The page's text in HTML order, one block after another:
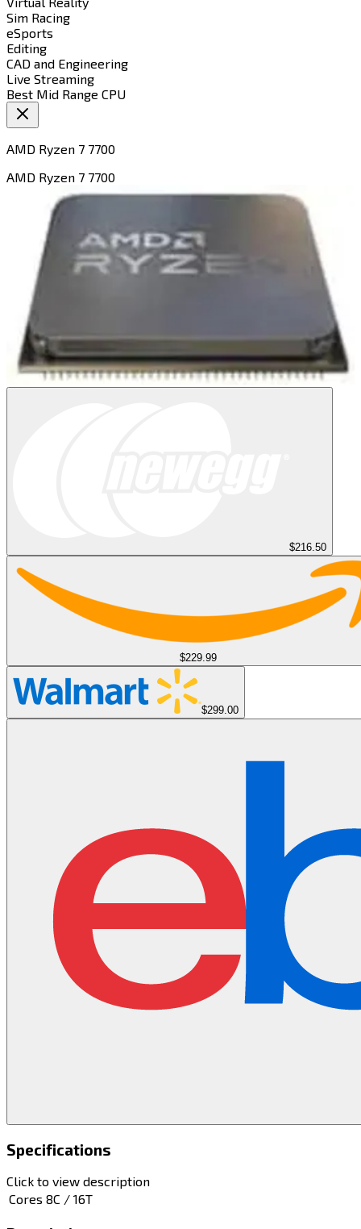
Sim Racing​​​​‌ ‍ ​‍​‍‌‍ ‌ ​‍‌‍‍‌‌‍‌ ‌‍‍‌‌‍ ‍​‍​‍​ ‍‍​‍​‍‌ ​ ‌‍​‌‌‍ ‍‌‍‍‌‌ ‌​‌ ‍‌​‍ ‍‌‍‍‌‌‍ ​‍​‍​‍ ​​‍​‍‌‍‍​‌ ​‍‌‍‌‌‌‍‌‍​‍​‍​ ‍‍​‍​‍​‍ ‌‍​‌‌‍‌​‌‍ ‌‌‍‍‌‌‍ ‍​‍ ‌‍‍‌‌‍ ‍‌ ‌​‌‍‌‌‌‍ ‍‌ ‌​​‍ ‌‍‌‌‌‍‌​‌‍‍‌‌ ‌​​‍ ‌‍ ‌‌‍ ‌‍‌​‌‍‌‌​ ‌‌ ​​‌ ​‍‌‍‌‌‌ ​ ‌‍‌‌‌‍ ‍‌ ‌​‌‍​‌‌ ‌​‌‍‍‌‌‍ ‌‍ ‍​ ‍ ‌‍‍‌‌‍‌​​ ‌​ ‌​​ ‌‍‌‍‌‌​ ‌​​ ​‍​ ‌ ​ ‌ ​ ‍‌​‍ ‌‌‍‌​‌‍‌‌​ ‍‌​ ‍​​‍ ‌​ ‌​‌‍‌​‌‍‌‍​ ‌‍​‍ ‌​ ‍‌‌‍​ ​ ‌​​ ​​​‍ ‌​ ‌‌‌‍‌​​ ​​​ ‌​​ ​‌​ ​‍‌‍​‌‌‍‌‍‌‍‌​​ ‌ ‌‍‌​‌‍‌‍​ ‍ ‌ ‌​‌ ‍‌‌ ​​‌‍‌‌​ ‌‌ ‌​‌‍​‌‌‍‌ ​ ‍ ‌ ​​‌‍​‌‌ ‌​‌‍‍​​ ‌‌‍ ‍‌‍​‌‌‍ ‌‌‍‌‌​ ‌‍​‍‌‍​‌‌ ​ ‌‍‌‌‌‌‌‌‌ ​‍‌‍ ​​ ‌​‍‌‌​ ​‍‌​‌‍‌‍​‌‌‍‌​‌‍ ‌‌‍‍‌‌‍ ‍​‍‌‍‌‍‍‌‌‍‌​​ ‌​ ‌​​ ‌‍‌‍‌‌​ ‌​​ ​‍​ ‌ ​ ‌ ​ ‍‌​‍ ‌‌‍‌​‌‍‌‌​ ‍‌​ ‍​​‍ ‌​ ‌​‌‍‌​‌‍‌‍​ ‌‍​‍ ‌​ ‍‌‌‍​ ​ ‌​​ ​​​‍ ‌​ ‌‌‌‍‌​​ ​​​ ‌​​ ​‌​ ​‍‌‍​‌‌‍‌‍‌‍‌​​ ‌ ‌‍‌​‌‍‌‍​‍‌‍‌ ‌​‌ ‍‌‌ ​​‌‍‌‌​ ‌‌ ‌​‌‍​‌‌‍‌ ​‍‌‍‌ ​​‌‍​‌‌ ‌​‌‍‍​​ ‌‌‍ ‍‌‍​‌‌‍ ‌‌‍‌‌​‍‌‍‌ ​​‌‍‌‌‌ ​‍‌ ​ ‌ ​​‌‍‌‌‌‍​ ‌ ‌​‌‍‍‌‌ ‌‍‌‍‌‌​ ‌‌ ​​‌ ‌‌‌‍​‍‌‍ ​‌‍‍‌‌ ​ ‌‍‍​‌‍‌‌‌‍‌​​‍​‍‌ ‌
eSports​​​​‌ ‍ ​‍​‍‌‍ ‌ ​‍‌‍‍‌‌‍‌ ‌‍‍‌‌‍ ‍​‍​‍​ ‍‍​‍​‍‌ ​ ‌‍​‌‌‍ ‍‌‍‍‌‌ ‌​‌ ‍‌​‍ ‍‌‍‍‌‌‍ ​‍​‍​‍ ​​‍​‍‌‍‍​‌ ​‍‌‍‌‌‌‍‌‍​‍​‍​ ‍‍​‍​‍​‍ ‌‍​‌‌‍‌​‌‍ ‌‌‍‍‌‌‍ ‍​‍ ‌‍‍‌‌‍ ‍‌ ‌​‌‍‌‌‌‍ ‍‌ ‌​​‍ ‌‍‌‌‌‍‌​‌‍‍‌‌ ‌​​‍ ‌‍ ‌‌‍ ‌‍‌​‌‍‌‌​ ‌‌ ​​‌ ​‍‌‍‌‌‌ ​ ‌‍‌‌‌‍ ‍‌ ‌​‌‍​‌‌ ‌​‌‍‍‌‌‍ ‌‍ ‍​ ‍ ‌‍‍‌‌‍‌​​ ‌​ ​‌​ ‌‍‌‍​ ​ ‍​‌‍‌‌‌‍‌​‌‍​ ‌‍​‌​‍ ‌‌‍‌‍​ ‌‍​ ‌‌​ ​‍​‍ ‌​ ‌​‌‍​‍‌‍​ ​ ​​​‍ ‌​ ‍​​ ‍‌​ ‍‌​ ​‌​‍ ‌‌‍​‍​ ​​‌‍‌‍​ ‍‌‌‍​‍​ ‌​​ ​​​ ​ ‌‍​ ​ ​‌‌‍‌‍​ ​‍​ ‍ ‌ ‌​‌ ‍‌‌ ​​‌‍‌‌​ ‌‌ ‌​‌‍​‌‌‍‌ ​ ‍ ‌ ​​‌‍​‌‌ ‌​‌‍‍​​ ‌‌‍ ‍‌‍​‌‌‍ ‌‌‍‌‌​ ‌‍​‍‌‍​‌‌ ​ ‌‍‌‌‌‌‌‌‌ ​‍‌‍ ​​ ‌​‍‌‌​ ​‍‌​‌‍‌‍​‌‌‍‌​‌‍ ‌‌‍‍‌‌‍ ‍​‍‌‍‌‍‍‌‌‍‌​​ ‌​ ​‌​ ‌‍‌‍​ ​ ‍​‌‍‌‌‌‍‌​‌‍​ ‌‍​‌​‍ ‌‌‍‌‍​ ‌‍​ ‌‌​ ​‍​‍ ‌​ ‌​‌‍​‍‌‍​ ​ ​​​‍ ‌​ ‍​​ ‍‌​ ‍‌​ ​‌​‍ ‌‌‍​‍​ ​​‌‍‌‍​ ‍‌‌‍​‍​ ‌​​ ​​​ ​ ‌‍​ ​ ​‌‌‍‌‍​ ​‍​‍‌‍‌ ‌​‌ ‍‌‌ ​​‌‍‌‌​ ‌‌ ‌​‌‍​‌‌‍‌ ​‍‌‍‌ ​​‌‍​‌‌ ‌​‌‍‍​​ ‌‌‍ ‍‌‍​‌‌‍ ‌‌‍‌‌​‍‌‍‌ ​​‌‍‌‌‌ ​‍‌ ​ ‌ ​​‌‍‌‌‌‍​ ‌ ‌​‌‍‍‌‌ ‌‍‌‍‌‌​ ‌‌ ​​‌ ‌‌‌‍​‍‌‍ ​‌‍‍‌‌ ​ ‌‍‍​‌‍‌‌‌‍‌​​‍​‍‌ ‌
Editing​​​​‌ ‍ ​‍​‍‌‍ ‌ ​‍‌‍‍‌‌‍‌ ‌‍‍‌‌‍ ‍​‍​‍​ ‍‍​‍​‍‌ ​ ‌‍​‌‌‍ ‍‌‍‍‌‌ ‌​‌ ‍‌​‍ ‍‌‍‍‌‌‍ ​‍​‍​‍ ​​‍​‍‌‍‍​‌ ​‍‌‍‌‌‌‍‌‍​‍​‍​ ‍‍​‍​‍​‍ ‌‍​‌‌‍‌​‌‍ ‌‌‍‍‌‌‍ ‍​‍ ‌‍‍‌‌‍ ‍‌ ‌​‌‍‌‌‌‍ ‍‌ ‌​​‍ ‌‍‌‌‌‍‌​‌‍‍‌‌ ‌​​‍ ‌‍ ‌‌‍ ‌‍‌​‌‍‌‌​ ‌‌ ​​‌ ​‍‌‍‌‌‌ ​ ‌‍‌‌‌‍ ‍‌ ‌​‌‍​‌‌ ‌​‌‍‍‌‌‍ ‌‍ ‍​ ‍ ‌‍‍‌‌‍‌​​ ‌‌‍‌​​ ‌ ‌‍​‍‌‍‌​​ ​‌‌‍​ ​ ‌‍​ ‌​​‍ ‌​ ​‍​ ‌ ​ ‌​​ ‍‌​‍ ‌​ ‌​​ ​‍​ ​ ​ ‍‌​‍ ‌​ ‍​​ ​​​ ‌​‌‍‌‍​‍ ‌​ ‌‍‌‍‌‍‌‍​ ​ ‌‌​ ‌‌‌‍‌​​ ​‌​ ‌ ‌‍​‍‌‍​‍‌‍‌‌​ ​‌​ ‍ ‌ ‌​‌ ‍‌‌ ​​‌‍‌‌​ ‌‌ ‌​‌‍​‌‌‍‌ ​ ‍ ‌ ​​‌‍​‌‌ ‌​‌‍‍​​ ‌‌‍ ‍‌‍​‌‌‍ ‌‌‍‌‌​ ‌‍​‍‌‍​‌‌ ​ ‌‍‌‌‌‌‌‌‌ ​‍‌‍ ​​ ‌​‍‌‌​ ​‍‌​‌‍‌‍​‌‌‍‌​‌‍ ‌‌‍‍‌‌‍ ‍​‍‌‍‌‍‍‌‌‍‌​​ ‌‌‍‌​​ ‌ ‌‍​‍‌‍‌​​ ​‌‌‍​ ​ ‌‍​ ‌​​‍ ‌​ ​‍​ ‌ ​ ‌​​ ‍‌​‍ ‌​ ‌​​ ​‍​ ​ ​ ‍‌​‍ ‌​ ‍​​ ​​​ ‌​‌‍‌‍​‍ ‌​ ‌‍‌‍‌‍‌‍​ ​ ‌‌​ ‌‌‌‍‌​​ ​‌​ ‌ ‌‍​‍‌‍​‍‌‍‌‌​ ​‌​‍‌‍‌ ‌​‌ ‍‌‌ ​​‌‍‌‌​ ‌‌ ‌​‌‍​‌‌‍‌ ​‍‌‍‌ ​​‌‍​‌‌ ‌​‌‍‍​​ ‌‌‍ ‍‌‍​‌‌‍ ‌‌‍‌‌​‍‌‍‌ ​​‌‍‌‌‌ ​‍‌ ​ ‌ ​​‌‍‌‌‌‍​ ‌ ‌​‌‍‍‌‌ ‌‍‌‍‌‌​ ‌‌ ​​‌ ‌‌‌‍​‍‌‍ ​‌‍‍‌‌ ​ ‌‍‍​‌‍‌‌‌‍‌​​‍​‍‌ ‌
CAD and Engineering​​​​‌ ‍ ​‍​‍‌‍ ‌ ​‍‌‍‍‌‌‍‌ ‌‍‍‌‌‍ ‍​‍​‍​ ‍‍​‍​‍‌ ​ ‌‍​‌‌‍ ‍‌‍‍‌‌ ‌​‌ ‍‌​‍ ‍‌‍‍‌‌‍ ​‍​‍​‍ ​​‍​‍‌‍‍​‌ ​‍‌‍‌‌‌‍‌‍​‍​‍​ ‍‍​‍​‍​‍ ‌‍​‌‌‍‌​‌‍ ‌‌‍‍‌‌‍ ‍​‍ ‌‍‍‌‌‍ ‍‌ ‌​‌‍‌‌‌‍ ‍‌ ‌​​‍ ‌‍‌‌‌‍‌​‌‍‍‌‌ ‌​​‍ ‌‍ ‌‌‍ ‌‍‌​‌‍‌‌​ ‌‌ ​​‌ ​‍‌‍‌‌‌ ​ ‌‍‌‌‌‍ ‍‌ ‌​‌‍​‌‌ ‌​‌‍‍‌‌‍ ‌‍ ‍​ ‍ ‌‍‍‌‌‍‌​​ ‌‌‍​‍​ ​‍‌‍​‌‌‍​‍‌‍‌​​ ​‍​ ‍‌‌‍​‌​‍ ‌​ ​‍‌‍​‌‌‍‌​​ ‍‌​‍ ‌​ ‌​​ ‌‍‌‍​‌​ ​‍​‍ ‌​ ‍​‌‍‌​​ ​‌​ ‌‌​‍ ‌​ ​‍​ ​​​ ​‍​ ‌‌‌‍‌‌​ ​ ​ ‌‌​ ​ ​ ​‌‌‍‌​​ ​​​ ​ ​ ‍ ‌ ‌​‌ ‍‌‌ ​​‌‍‌‌​ ‌‌ ‌​‌‍​‌‌‍‌ ​ ‍ ‌ ​​‌‍​‌‌ ‌​‌‍‍​​ ‌‌‍ ‍‌‍​‌‌‍ ‌‌‍‌‌​ ‌‍​‍‌‍​‌‌ ​ ‌‍‌‌‌‌‌‌‌ ​‍‌‍ ​​ ‌​‍‌‌​ ​‍‌​‌‍‌‍​‌‌‍‌​‌‍ ‌‌‍‍‌‌‍ ‍​‍‌‍‌‍‍‌‌‍‌​​ ‌‌‍​‍​ ​‍‌‍​‌‌‍​‍‌‍‌​​ ​‍​ ‍‌‌‍​‌​‍ ‌​ ​‍‌‍​‌‌‍‌​​ ‍‌​‍ ‌​ ‌​​ ‌‍‌‍​‌​ ​‍​‍ ‌​ ‍​‌‍‌​​ ​‌​ ‌‌​‍ ‌​ ​‍​ ​​​ ​‍​ ‌‌‌‍‌‌​ ​ ​ ‌‌​ ​ ​ ​‌‌‍‌​​ ​​​ ​ ​‍‌‍‌ ‌​‌ ‍‌‌ ​​‌‍‌‌​ ‌‌ ‌​‌‍​‌‌‍‌ ​‍‌‍‌ ​​‌‍​‌‌ ‌​‌‍‍​​ ‌‌‍ ‍‌‍​‌‌‍ ‌‌‍‌‌​‍‌‍‌ ​​‌‍‌‌‌ ​‍‌ ​ ‌ ​​‌‍‌‌‌‍​ ‌ ‌​‌‍‍‌‌ ‌‍‌‍‌‌​ ‌‌ ​​‌ ‌‌‌‍​‍‌‍ ​‌‍‍‌‌ ​ ‌‍‍​‌‍‌‌‌‍‌​​‍​‍‌ ‌
Live Streaming​​​​‌ ‍ ​‍​‍‌‍ ‌ ​‍‌‍‍‌‌‍‌ ‌‍‍‌‌‍ ‍​‍​‍​ ‍‍​‍​‍‌ ​ ‌‍​‌‌‍ ‍‌‍‍‌‌ ‌​‌ ‍‌​‍ ‍‌‍‍‌‌‍ ​‍​‍​‍ ​​‍​‍‌‍‍​‌ ​‍‌‍‌‌‌‍‌‍​‍​‍​ ‍‍​‍​‍​‍ ‌‍​‌‌‍‌​‌‍ ‌‌‍‍‌‌‍ ‍​‍ ‌‍‍‌‌‍ ‍‌ ‌​‌‍‌‌‌‍ ‍‌ ‌​​‍ ‌‍‌‌‌‍‌​‌‍‍‌‌ ‌​​‍ ‌‍ ‌‌‍ ‌‍‌​‌‍‌‌​ ‌‌ ​​‌ ​‍‌‍‌‌‌ ​ ‌‍‌‌‌‍ ‍‌ ‌​‌‍​‌‌ ‌​‌‍‍‌‌‍ ‌‍ ‍​ ‍ ‌‍‍‌‌‍‌​​ ‌​ ​‌‌‍​‍​ ‌‍‌‍​‌‌‍​ ​ ​‌‌‍​‍​ ​‍​‍ ‌‌‍‌​​ ‌ ​ ‍​​ ‌‍​‍ ‌​ ‌​​ ‍​‌‍‌‌​ ‍‌​‍ ‌‌‍​‍​ ​‌‌‍‌‌‌‍‌​​‍ ‌​ ​​‌‍​‍​ ‍‌​ ‌ ‌‍​‍‌‍‌​​ ‌ ​ ‌ ​ ​‌‌‍‌​​ ​​‌‍‌​​ ‍ ‌ ‌​‌ ‍‌‌ ​​‌‍‌‌​ ‌‌ ‌​‌‍​‌‌‍‌ ​ ‍ ‌ ​​‌‍​‌‌ ‌​‌‍‍​​ ‌‌‍ ‍‌‍​‌‌‍ ‌‌‍‌‌​ ‌‍​‍‌‍​‌‌ ​ ‌‍‌‌‌‌‌‌‌ ​‍‌‍ ​​ ‌​‍‌‌​ ​‍‌​‌‍‌‍​‌‌‍‌​‌‍ ‌‌‍‍‌‌‍ ‍​‍‌‍‌‍‍‌‌‍‌​​ ‌​ ​‌‌‍​‍​ ‌‍‌‍​‌‌‍​ ​ ​‌‌‍​‍​ ​‍​‍ ‌‌‍‌​​ ‌ ​ ‍​​ ‌‍​‍ ‌​ ‌​​ ‍​‌‍‌‌​ ‍‌​‍ ‌‌‍​‍​ ​‌‌‍‌‌‌‍‌​​‍ ‌​ ​​‌‍​‍​ ‍‌​ ‌ ‌‍​‍‌‍‌​​ ‌ ​ ‌ ​ ​‌‌‍‌​​ ​​‌‍‌​​‍‌‍‌ ‌​‌ ‍‌‌ ​​‌‍‌‌​ ‌‌ ‌​‌‍​‌‌‍‌ ​‍‌‍‌ ​​‌‍​‌‌ ‌​‌‍‍​​ ‌‌‍ ‍‌‍​‌‌‍ ‌‌‍‌‌​‍‌‍‌ ​​‌‍‌‌‌ ​‍‌ ​ ‌ ​​‌‍‌‌‌‍​ ‌ ‌​‌‍‍‌‌ ‌‍‌‍‌‌​ ‌‌ ​​‌ ‌‌‌‍​‍‌‍ ​‌‍‍‌‌ ​ ‌‍‍​‌‍‌‌‌‍‌​​‍​‍‌ ‌
Best Mid Range CPU
AMD Ryzen 7 7700​​​​‌ ‍ ​‍​‍‌‍ ‌ ​‍‌‍‍‌‌‍‌ ‌‍‍‌‌‍ ‍​‍​‍​ ‍‍​‍​‍‌ ​ ‌‍​‌‌‍ ‍‌‍‍‌‌ ‌​‌ ‍‌​‍ ‍‌‍‍‌‌‍ ​‍​‍​‍ ​​‍​‍‌‍‍​‌ ​‍‌‍‌‌‌‍‌‍​‍​‍​ ‍‍​‍​‍​‍ ‌‍​‌‌‍‌​‌‍ ‌‌‍‍‌‌‍ ‍​‍ ‌‍‍‌‌‍ ‍‌ ‌​‌‍‌‌‌‍ ‍‌ ‌​​‍ ‌‍‌‌‌‍‌​‌‍‍‌‌ ‌​​‍ ‌‍ ‌‌‍ ‌‍‌​‌‍‌‌​ ‌‌ ​​‌ ​‍‌‍‌‌‌ ​ ‌‍‌‌‌‍ ‍‌ ‌​‌‍​‌‌ ‌​‌‍‍‌‌‍ ‌‍ ‍​ ‍ ‌‍‍‌‌‍‌​​ ‌​ ‌‌‌‍​‍​ ‌ ‌‍​‍‌‍​ ‌‍​‌​ ​‌‌‍‌‍​‍ ‌​ ‌‌‌‍‌‍​ ‌‍​ ‌ ​‍ ‌​ ‌​​ ​‌​ ​‌​ ​‌​‍ ‌‌‍​‌​ ‌ ​ ‌ ‌‍​‌​‍ ‌‌‍​‍​ ‌‌​ ‍‌​ ​‌‌‍​ ​ ‌​​ ‍​‌‍‌‌​ ‌ ​ ‌‍‌‍​ ​ ​ ​ ‍ ‌ ‌​‌ ‍‌‌ ​​‌‍‌‌​ ‌‌‍​ ‌ ​​‌ ‌‌​ ‍ ‌ ​​‌‍​‌‌ ‌​‌‍‍​​ ‌‌‍ ‍‌‍​‌‌‍ ‌‌‍‌‌​ ‌‍​‍‌‍​‌‌ ​ ‌‍‌‌‌‌‌‌‌ ​‍‌‍ ​​ ‌​‍‌‌​ ​‍‌​‌‍‌‍​‌‌‍‌​‌‍ ‌‌‍‍‌‌‍ ‍​‍‌‍‌‍‍‌‌‍‌​​ ‌​ ‌‌‌‍​‍​ ‌ ‌‍​‍‌‍​ ‌‍​‌​ ​‌‌‍‌‍​‍ ‌​ ‌‌‌‍‌‍​ ‌‍​ ‌ ​‍ ‌​ ‌​​ ​‌​ ​‌​ ​‌​‍ ‌‌‍​‌​ ‌ ​ ‌ ‌‍​‌​‍ ‌‌‍​‍​ ‌‌​ ‍‌​ ​‌‌‍​ ​ ‌​​ ‍​‌‍‌‌​ ‌ ​ ‌‍‌‍​ ​ ​ ​‍‌‍‌ ‌​‌ ‍‌‌ ​​‌‍‌‌​ ‌‌‍​ ‌ ​​‌ ‌‌​‍‌‍‌ ​​‌‍​‌‌ ‌​‌‍‍​​ ‌‌‍ ‍‌‍​‌‌‍ ‌‌‍‌‌​‍‌‍‌ ​​‌‍‌‌‌ ​‍‌ ​ ‌ ​​‌‍‌‌‌‍​ ‌ ‌​‌‍‍‌‌ ‌‍‌‍‌‌​ ‌‌ ​​‌ ‌‌‌‍​‍‌‍ ​‌‍‍‌‌ ​ ‌‍‍​‌‍‌‌‌‍‌​​‍​‍‌ ‌
AMD Ryzen 7 7700​​​​‌ ‍ ​‍​‍‌‍ ‌ ​‍‌‍‍‌‌‍‌ ‌‍‍‌‌‍ ‍​‍​‍​ ‍‍​‍​‍‌ ​ ‌‍​‌‌‍ ‍‌‍‍‌‌ ‌​‌ ‍‌​‍ ‍‌‍‍‌‌‍ ​‍​‍​‍ ​​‍​‍‌‍‍​‌ ​‍‌‍‌‌‌‍‌‍​‍​‍​ ‍‍​‍​‍​‍ ‌‍​‌‌‍‌​‌‍ ‌‌‍‍‌‌‍ ‍​‍ ‌‍‍‌‌‍ ‍‌ ‌​‌‍‌‌‌‍ ‍‌ ‌​​‍ ‌‍‌‌‌‍‌​‌‍‍‌‌ ‌​​‍ ‌‍ ‌‌‍ ‌‍‌​‌‍‌‌​ ‌‌ ​​‌ ​‍‌‍‌‌‌ ​ ‌‍‌‌‌‍ ‍‌ ‌​‌‍​‌‌ ‌​‌‍‍‌‌‍ ‌‍ ‍​ ‍ ‌‍‍‌‌‍‌​​ ‌​ ‌‌‌‍​‍​ ‌ ‌‍​‍‌‍​ ‌‍​‌​ ​‌‌‍‌‍​‍ ‌​ ‌‌‌‍‌‍​ ‌‍​ ‌ ​‍ ‌​ ‌​​ ​‌​ ​‌​ ​‌​‍ ‌‌‍​‌​ ‌ ​ ‌ ‌‍​‌​‍ ‌‌‍​‍​ ‌‌​ ‍‌​ ​‌‌‍​ ​ ‌​​ ‍​‌‍‌‌​ ‌ ​ ‌‍‌‍​ ​ ​ ​ ‍ ‌ ‌​‌ ‍‌‌ ​​‌‍‌‌​ ‌‌‍​ ‌ ​​‌ ‌‌​ ‍ ‌ ​​‌‍​‌‌ ‌​‌‍‍​​ ‌‌‍ ‍‌‍​‌‌‍ ‌‌‍‌‌​ ‌‍​‍‌‍​‌‌ ​ ‌‍‌‌‌‌‌‌‌ ​‍‌‍ ​​ ‌​‍‌‌​ ​‍‌​‌‍‌‍​‌‌‍‌​‌‍ ‌‌‍‍‌‌‍ ‍​‍‌‍‌‍‍‌‌‍‌​​ ‌​ ‌‌‌‍​‍​ ‌ ‌‍​‍‌‍​ ‌‍​‌​ ​‌‌‍‌‍​‍ ‌​ ‌‌‌‍‌‍​ ‌‍​ ‌ ​‍ ‌​ ‌​​ ​‌​ ​‌​ ​‌​‍ ‌‌‍​‌​ ‌ ​ ‌ ‌‍​‌​‍ ‌‌‍​‍​ ‌‌​ ‍‌​ ​‌‌‍​ ​ ‌​​ ‍​‌‍‌‌​ ‌ ​ ‌‍‌‍​ ​ ​ ​‍‌‍‌ ‌​‌ ‍‌‌ ​​‌‍‌‌​ ‌‌‍​ ‌ ​​‌ ‌‌​‍‌‍‌ ​​‌‍​‌‌ ‌​‌‍‍​​ ‌‌‍ ‍‌‍​‌‌‍ ‌‌‍‌‌​‍‌‍‌ ​​‌‍‌‌‌ ​‍‌ ​ ‌ ​​‌‍‌‌‌‍​ ‌ ‌​‌‍‍‌‌ ‌‍‌‍‌‌​ ‌‌ ​​‌ ‌‌‌‍​‍‌‍ ​‌‍‍‌‌ ​ ‌‍‍​‌‍‌‌‌‍‌​​‍​‍‌ ‌
$216.50
$229.99
$299.00
Specifications
Click to view description
Cores 8C / 16T